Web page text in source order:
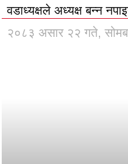
वडाध्यक्षले अध्यक्ष बन्न
२०८३ असार २२ गते,